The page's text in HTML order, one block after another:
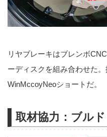
リヤブレーキはブレンボ
ーディスクを組み合わせた
WinMccoyNeoショートだ。
取材協力：ブルド